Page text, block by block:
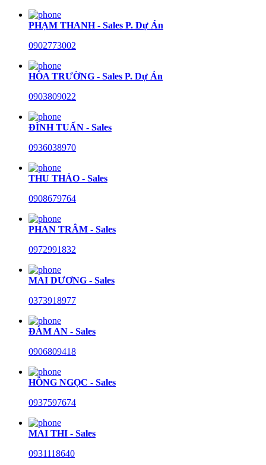
PHẠM THANH - Sales P. Dự Án
0902773002
HÒA TRƯỜNG - Sales P. Dự Án
0903809022
ĐÌNH TUẤN - Sales
0936038970
THU THẢO - Sales
0908679764
PHAN TRÂM - Sales
0972991832
MAI DƯƠNG - Sales
0373918977
ĐÀM AN - Sales
0906809418
HỒNG NGỌC - Sales
0937597674
MAI THI - Sales
0931118640